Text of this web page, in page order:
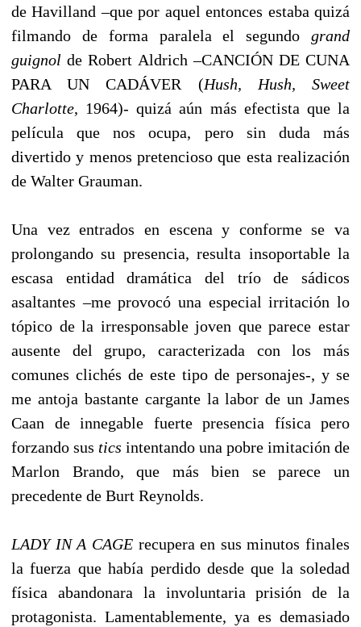
de Havilland –que por aquel entonces estaba quizá
filmando de forma paralela el segundo grand
guignol de Robert Aldrich –CANCIÓN DE CUNA
PARA UN CADÁVER (Hush, Hush, Sweet
Charlotte, 1964)- quizá aún más efectista que la
película que nos ocupa, pero sin duda más
divertido y menos pretencioso que esta realización
de Walter Grauman.
Una vez entrados en escena y conforme se va
prolongando su presencia, resulta insoportable la
escasa entidad dramática del trío de sádicos
asaltantes –me provocó una especial irritación lo
tópico de la irresponsable joven que parece estar
ausente del grupo, caracterizada con los más
comunes clichés de este tipo de personajes-, y se
me antoja bastante cargante la labor de un James
Caan de innegable fuerte presencia física pero
forzando sus tics intentando una pobre imitación de
Marlon Brando, que más bien se parece un
precedente de Burt Reynolds.
LADY IN A CAGErecupera en sus minutos finales
la fuerza que había perdido desde que la soledad
física abandonara la involuntaria prisión de la
protagonista. Lamentablemente, ya es demasiado